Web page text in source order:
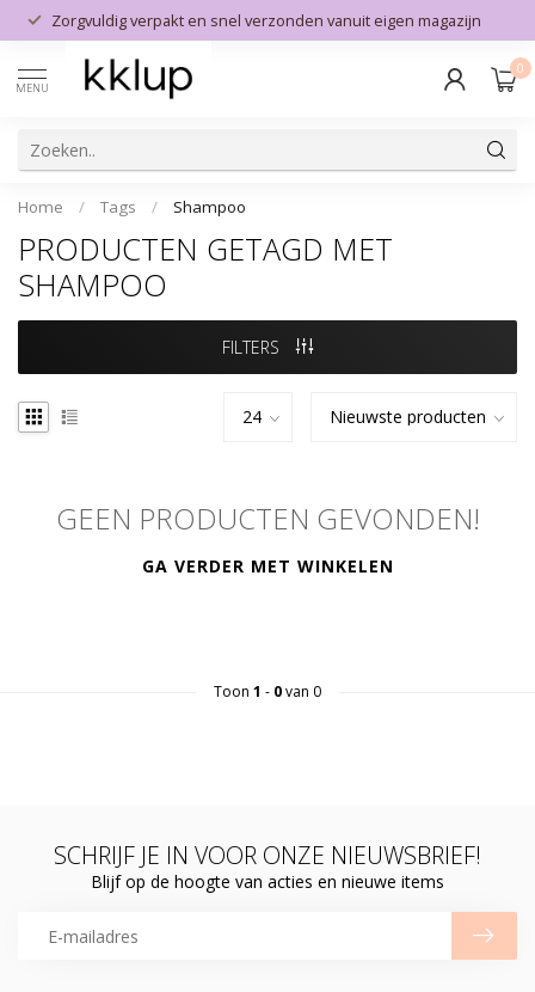
Zorgvuldig verpakt en snel verzonden vanuit eigen magazijn
MENU
0
Home / Tags / Shampoo
PRODUCTEN GETAGD MET
SHAMPOO
FILTERS
GEEN PRODUCTEN GEVONDEN!
GA VERDER MET WINKELEN
Toon 1 - 0van 0
SCHRIJF JE IN VOOR ONZE NIEUWSBRIEF!
Blijf op de hoogte van acties en nieuwe items